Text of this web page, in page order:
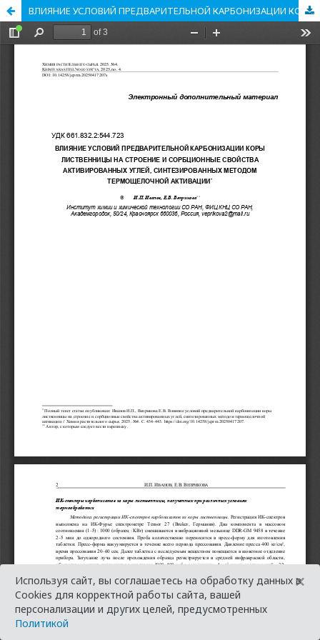
ВЛИЯНИЕ УСЛОВИЙ ПРЕДВАРИТЕЛЬНОЙ КАРБОНИЗАЦИИ КОРЫ ЛИСТВЕННИЦЫ НА СТРОЕНИЕ И СОРБЦИОННЫЕ СВОЙСТВА АКТИВИРОВАННЫХ УГЛЕЙ, СИНТЕЗИРОВАННЫХ МЕТОДОМ ТЕРМОЩЕЛОЧНОЙ АКТИВАЦИИ
Используя сайт, вы соглашаетесь на обработку данных в
Cookies для корректной работы сайта, вашей
персонализации и других целей, предусмотренных
Политикой
×